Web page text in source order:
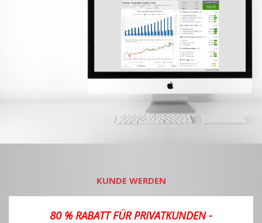
KUNDE WERDEN
80 % RABATT FÜR PRIVATKUNDEN -